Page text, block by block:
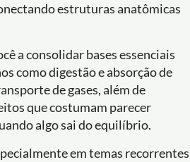
estruturas anatômicas
a consolidar bases essenciais
como digestão e absorção de
de gases, além de
que costumam parecer
algo sai do equilíbrio.
em temas recorrentes